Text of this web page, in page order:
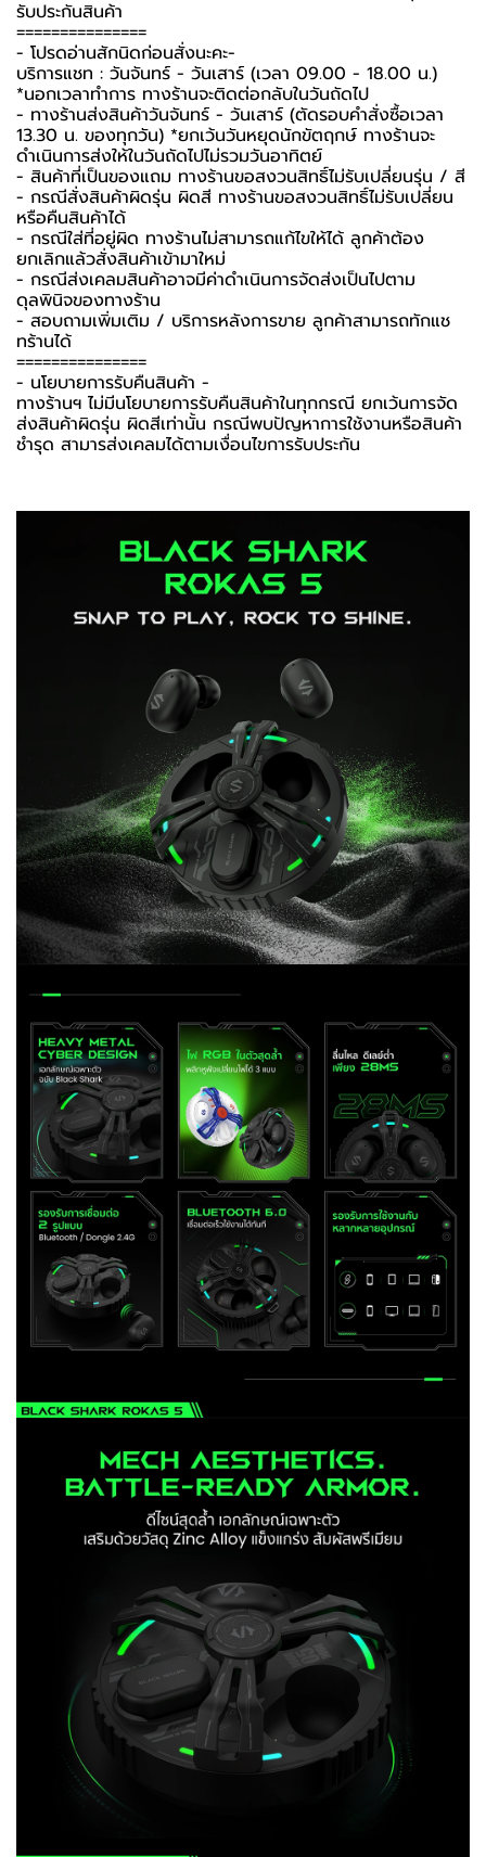
รับประกันสินค้า
===============
-️ โปรดอ่านสักนิดก่อนสั่งนะคะ-️
บริการแชท : วันจันทร์ - วันเสาร์ (เวลา 09.00 - 18.00 น.)
*นอกเวลาทำการ ทางร้านจะติดต่อกลับในวันถัดไป
- ทางร้านส่งสินค้าวันจันทร์ - วันเสาร์ (ตัดรอบคำสั่งซื้อเวลา
13.30 น. ของทุกวัน) *ยกเว้นวันหยุดนักขัตฤกษ์ ทางร้านจะ
ดำเนินการส่งให้ในวันถัดไปไม่รวมวันอาทิตย์
- สินค้าที่เป็นของแถม ทางร้านขอสงวนสิทธิ์ไม่รับเปลี่ยนรุ่น / สี
- กรณีสั่งสินค้าผิดรุ่น ผิดสี ทางร้านขอสงวนสิทธิ์ไม่รับเปลี่ยน
หรือคืนสินค้าได้
- กรณีใส่ที่อยู่ผิด ทางร้านไม่สามารถแก้ไขให้ได้ ลูกค้าต้อง
ยกเลิกแล้วสั่งสินค้าเข้ามาใหม่
- กรณีส่งเคลมสินค้าอาจมีค่าดำเนินการจัดส่งเป็นไปตาม
ดุลพินิจของทางร้าน
- สอบถามเพิ่มเติม / บริการหลังการขาย ลูกค้าสามารถทักแช
ทร้านได้
===============
-️ นโยบายการรับคืนสินค้า -️
ทางร้านฯ ไม่มีนโยบายการรับคืนสินค้าในทุกกรณี ยกเว้นการจัด
ส่งสินค้าผิดรุ่น ผิดสีเท่านั้น กรณีพบปัญหาการใช้งานหรือสินค้า
ชำรุด สามารส่งเคลมได้ตามเงื่อนไขการรับประกัน